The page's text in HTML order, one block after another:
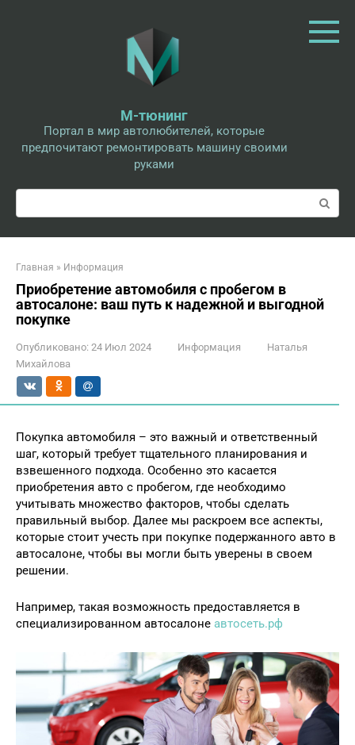
М-тюнинг
Портал в мир автолюбителей, которые
предпочитают ремонтировать машину своими
руками
Поиск:
Главная » Информация
Приобретение автомобиля с пробегом в
автосалоне: ваш путь к надежной и выгодной
покупке
Опубликовано: 24 Июл 2024 Информация
Наталья
Михайлова
Покупка автомобиля – это важный и ответственный
шаг, который требует тщательного планирования и
взвешенного подхода. Особенно это касается
приобретения авто с пробегом, где необходимо
учитывать множество факторов, чтобы сделать
правильный выбор. Далее мы раскроем все аспекты,
которые стоит учесть при покупке подержанного авто в
автосалоне, чтобы вы могли быть уверены в своем
решении.
Например, такая возможность предоставляется в
специализированном автосалоне автосеть.рф